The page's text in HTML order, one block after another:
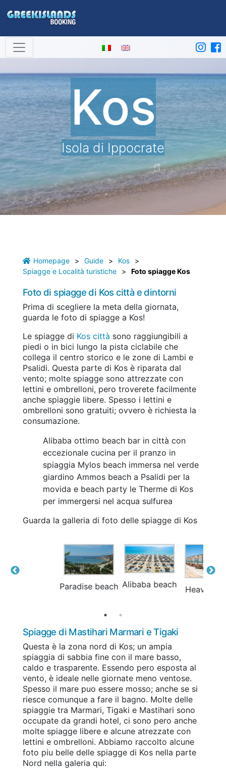
Kos
Isola di Ippocrate
Homepage > Guide > Kos
>
Spiagge e Località turistiche
> Foto spiagge Kos
Foto di spiagge di Kos città e dintorni
Prima di scegliere la meta della giornata,
guarda le foto di spiagge a Kos!
Le spiagge di Kos città sono raggiungibili a
piedi o in bici lungo la pista ciclabile che
collega il centro storico e le zone di Lambi e
Psalidi. Questa parte di Kos è riparata dal
vento; molte spiagge sono attrezzate con
lettini e ombrelloni, pero troverete facilmente
anche spiaggie libere. Spesso i lettini e
ombrelloni sono gratuiti; ovvero è richiesta la
consumazione.
Alibaba ottimo beach bar in città con
eccezionale cucina per il pranzo in
spiaggia Mylos beach immersa nel verde
giardino Ammos beach a Psalidi per la
movida e beach party le Therme di Kos
per immergersi nel acqua sulfurea
Guarda la galleria di foto delle spiagge di Kos
Paradise beach Alibaba beach
Heaven beah
Spiagge di Mastihari Marmari e Tigaki
Questa è la zona nord di Kos; un ampia
spiaggia di sabbia fine con il mare basso,
caldo e trasparente. Essendo pero esposta al
vento, è ideale nelle giornate meno ventose.
Spesso il mare puo essere mosso; anche se si
riesce comunque a fare il bagno. Molte delle
spiaggie tra Marmari, Tigaki e Mastihari sono
occupate da grandi hotel, ci sono pero anche
molte spiagge libere e alcune atrezzate con
lettini e ombrelloni. Abbiamo raccolto alcune
foto piu belle delle spiagge di Kos nella parte
Nord nella galeria qui: